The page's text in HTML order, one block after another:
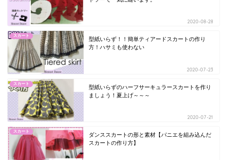
2020-08-28
スカート
型紙いらず！！簡単ティアードスカートの作り
方！ハサミも使わない
2020-07-23
スカート
型紙いらずのハーフサーキュラースカートを作り
ましょう！夏上げ～～～
2020-07-21
スカート
ダンススカートの形と素材【パニエを組み込んだ
スカートの作り方】